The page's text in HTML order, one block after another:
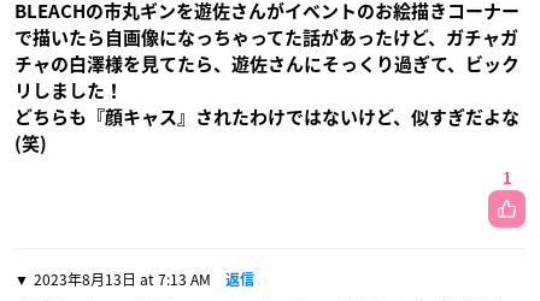
BLEACHの市丸ギンを遊佐さんがイベントのお絵描きコーナー
で描いたら自画像になっちゃってた話があったけど、ガチャガ
チャの白澤様を見てたら、遊佐さんにそっくり過ぎて、ビック
リしました！
どちらも『顔キャス』されたわけではないけど、似すぎだよな
(笑)
1
2023年8月13日 at 7:13 AM 返信